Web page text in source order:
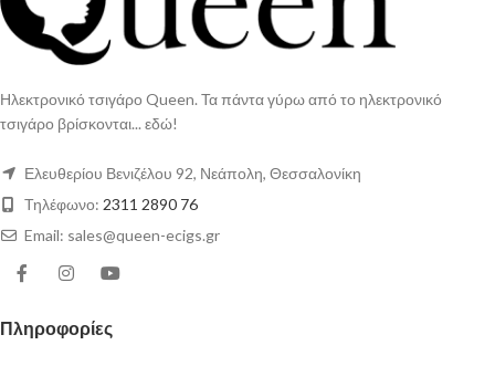
Ηλεκτρονικό τσιγάρο Queen. Τα πάντα γύρω από το ηλεκτρονικό
τσιγάρο βρίσκονται... εδώ!
Ελευθερίου Βενιζέλου 92, Νεάπολη, Θεσσαλονίκη
Τηλέφωνο: 2311 2890 76
Email: sales@queen-ecigs.gr
Πληροφορίες